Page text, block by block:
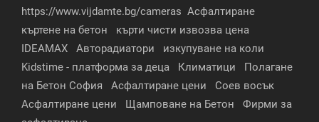
https://www.vijdamte.bg/cameras Асфалтиране
къртене на бетон
кърти чисти извозва цена
IDEAMAX
Авторадиатори
изкупуване на коли
Kidstime - платформа за деца
Климатици
Полагане
на Бетон София
Асфалтиране цени
Соев восък
Асфалтиране цени
Щамповане на Бетон
Фирми за